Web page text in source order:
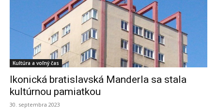
Kultúra a voľný čas
Ikonická bratislavská Manderla sa stala
kultúrnou pamiatkou
30. septembra 2023